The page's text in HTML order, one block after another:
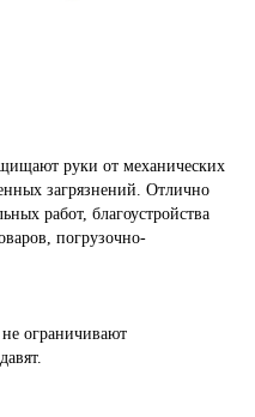
руки от механических
загрязнений. Отлично
работ, благоустройства
погрузочно-
ограничивают